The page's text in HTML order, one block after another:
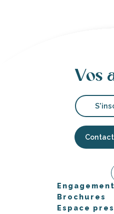
Vos
Brochures
Espace